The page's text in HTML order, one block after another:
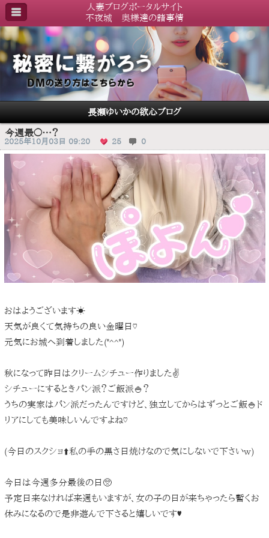
人妻ブログポータルサイト
不夜城 奥様達の諸事情
長瀬ゆいかの欲心ブログ
今週最〇…？
2025年10月03日 09:20 25 0
おはようございます☀️
天気が良くて気持ちの良い金曜日♡
元気にお城へ到着しました(*^^*)
秋になって昨日はクリームシチュー作りました✌️
シチューにするときパン派？ご飯派🍚？
うちの実家はパン派だったんですけど、独立してからはずっとご飯🍚ド
リアにしても美味しいんですよね♡
(今日のスクショ⬆️私の手の黒さ日焼けなので気にしないで下さいw)
今日は今週多分最後の日🥺
予定日来なければ来週もいますが、女の子の日が来ちゃったら暫くお
休みになるので是非遊んで下さると嬉しいです♥️